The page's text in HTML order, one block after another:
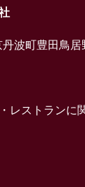
波町豊田鳥居
レストランに